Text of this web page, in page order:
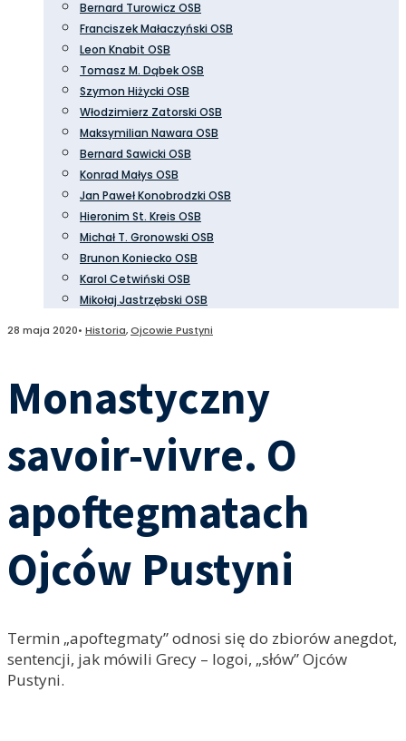
Bernard Turowicz OSB
Franciszek Małaczyński OSB
Leon Knabit OSB
Tomasz M. Dąbek OSB
Szymon Hiżycki OSB
Włodzimierz Zatorski OSB
Maksymilian Nawara OSB
Bernard Sawicki OSB
Konrad Małys OSB
Jan Paweł Konobrodzki OSB
Hieronim St. Kreis OSB
Michał T. Gronowski OSB
Brunon Koniecko OSB
Karol Cetwiński OSB
Mikołaj Jastrzębski OSB
28 maja 2020• Historia,Ojcowie Pustyni
Monastyczny
savoir-vivre. O
apoftegmatach
Ojców Pustyni
Termin „apoftegmaty” odnosi się do zbiorów anegdot,
sentencji, jak mówili Grecy – logoi, „słów” Ojców
Pustyni.